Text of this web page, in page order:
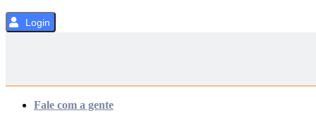
Fale com a gente
Login